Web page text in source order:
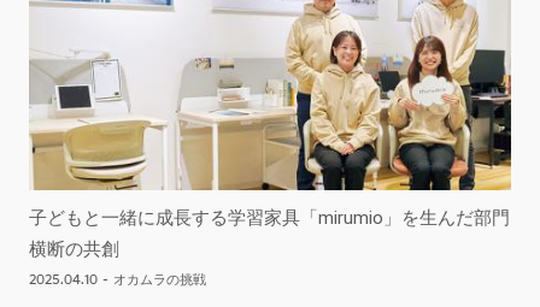
子どもと一緒に成長する学習家具「mirumio」を生んだ部門
横断の共創
2025.04.10 - オカムラの挑戦